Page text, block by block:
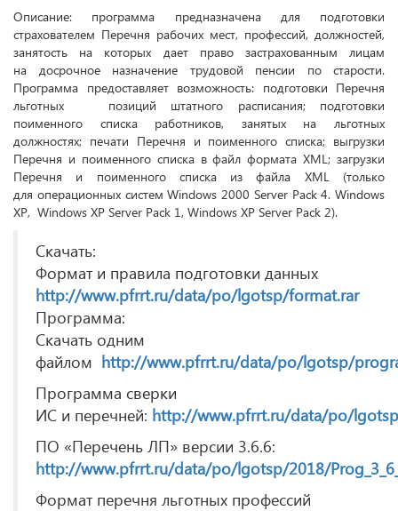
Описание: программа предназначена для подготовки
страхователем Перечня рабочих мест, профессий, должностей,
занятость на которых дает право застрахованным лицам
на досрочное назначение трудовой пенсии по старости.
Программа предоставляет возможность: подготовки Перечня
льготных позиций штатного расписания; подготовки
поименного списка работников, занятых на льготных
должностях; печати Перечня и поименного списка; выгрузки
Перечня и поименного списка в файл формата XML; загрузки
Перечня и поименного списка из файла XML
(только
для операционных систем Windows 2000 Server Pack 4. Windows
XP, Windows XP Server Pack 1, Windows XP Server Pack 2).
Скачать:
Формат и правила подготовки данных
http://www.pfrrt.ru/data/po/lgotsp/format.rar
Программа:
Скачать одним
файлом http://www.pfrrt.ru/data/po/lgotsp/
Программа сверки
ИС и перечней: http://www.pfrrt.ru/data/po/
ПО «Перечень ЛП» версии 3.6.6:
http://www.pfrrt.ru/data/po/lgotsp/2018/
Формат перечня льготных профессий